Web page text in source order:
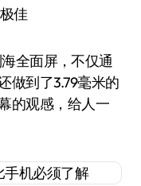
佳
全面屏，不仅通
做到了3.79毫米的
的观感，给人一